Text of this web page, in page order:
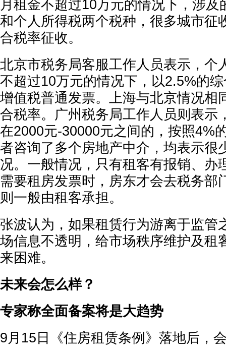
月租金不超过10万元的情况下，涉及
和个人所得税两个税种，很多城市征
合税率征收。
北京市税务局客服工作人员表示，个
不超过10万元的情况下，以2.5%的
增值税普通发票。上海与北京情况相
合税率。广州税务局工作人员则表示
在2000元-30000元之间的，按照4%
者咨询了多个房地产中介，均表示很
况。一般情况，只有租客有报销、办
需要租房发票时，房东才会去税务部
则一般由租客承担。
张波认为，如果租赁行为游离于监管
场信息不透明，给市场秩序维护及租
来困难。
未来会怎么样？
专家称全面备案将是大趋势
9月15日《住房租赁条例》落地后，